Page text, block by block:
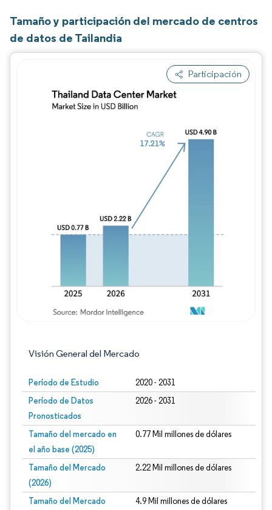
Tamaño y participación del mercado de centros
de datos de Tailandia
Participación
Visión General del Mercado
Período de Estudio 2020 - 2031
Período de Datos
Pronosticados
2026 - 2031
Tamaño del mercado en
el año base (2025)
0.77 Mil millones de dólares
Tamaño del Mercado
(2026)
2.22 Mil millones de dólares
Tamaño del Mercado
4.9 Mil millones de dólares
Imagen © Mordor Intelligence. El uso